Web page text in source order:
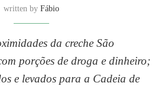
written by Fábio
da creche São
porções de droga e dinheiro;
e levados para a Cadeia de